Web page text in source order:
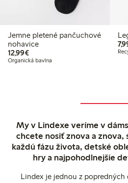
Jemne pletené pančuchové
nohavice
12,99€12,99 €
Organická bavlna
My v Lindexe veríme v
chcete nosiť znova a
každú fázu života, detské
hry a najpohodlnejšie
Lindex je jednou z popredných